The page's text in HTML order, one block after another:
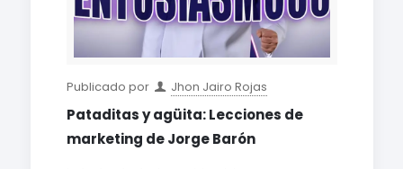
Publicado por Jhon Jairo Rojas
Pataditas y agüita: Lecciones de
marketing de Jorge Barón